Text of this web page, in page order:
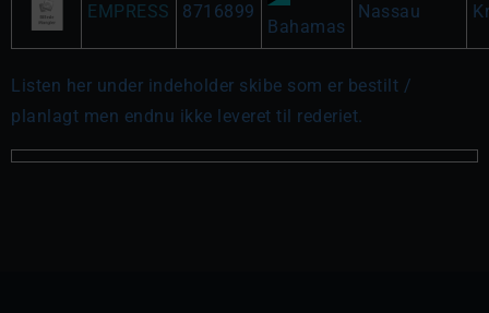
EMPRESS 8716899
Bahamas
Nassau
Listen her under indeholder skibe som er bestilt /
planlagt men endnu ikke leveret til rederiet.